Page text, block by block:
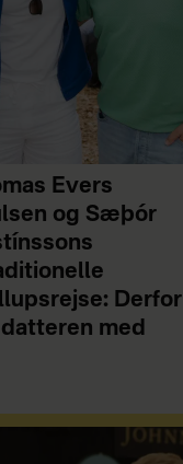
Evers
og Sæþór
Derfor
med